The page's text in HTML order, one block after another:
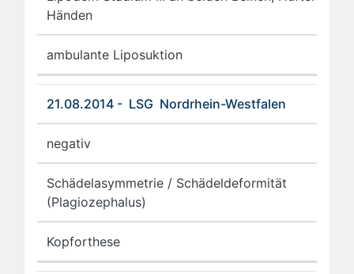
Händen
ambulante Liposuktion
21.08.2014 - LSG Nordrhein-Westfalen
negativ
Schädelasymmetrie / Schädeldeformität
(Plagiozephalus)
Kopforthese